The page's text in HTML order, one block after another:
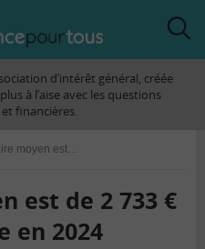
d’intérêt général, créée
à l’aise avec les questions
financières.
Le salaire moyen est de 2 733 € en France en 2024
est de 2 733 €
en 2024